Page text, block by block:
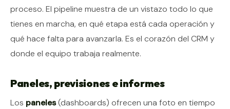
proceso. El pipeline muestra de un vistazo todo lo que
tienes en marcha, en qué etapa está cada operación y
qué hace falta para avanzarla. Es el corazón del CRM y
donde el equipo trabaja realmente.
Paneles, previsiones e informes
Los paneles(dashboards) ofrecen una foto en tiempo